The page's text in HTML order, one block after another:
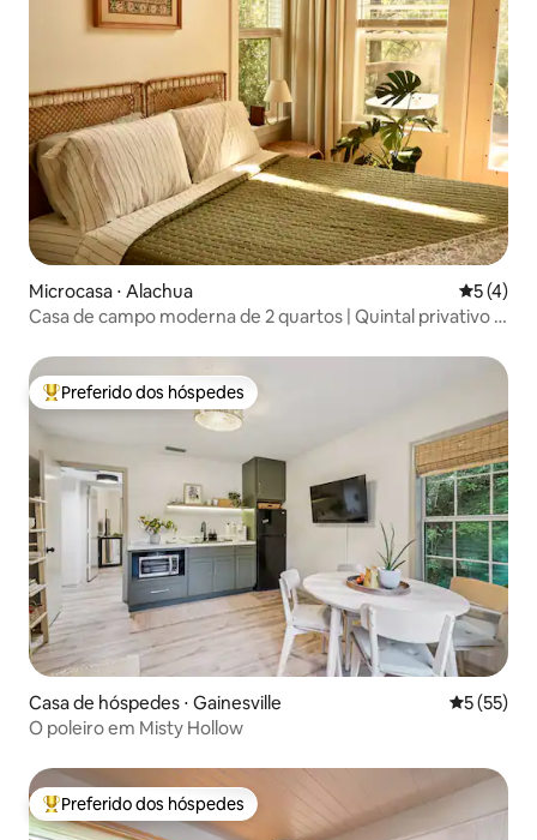
Microcasa ⋅ Alachua 5 de
5 (4)
Casa de campo moderna de 2 quartos | Quintal privativo +
Entre os melhores preferidos dos hóspedes
Preferido dos hóspedes
Casa de hóspedes ⋅ Gainesville 5 de uma
5 (55)
O poleiro em Misty Hollow
Entre os melhores preferidos dos hóspedes
Preferido dos hóspedes